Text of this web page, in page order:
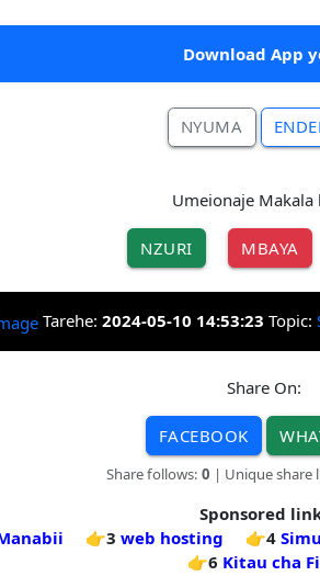
Download App
NYUMA
Umeionaje Makala
NZURI MBAYA
Tarehe: 2024-05-10 14:53:23 Topic:
Share On:
FACEBOOK
Share follows: 0 | Unique share
Sponsored
👉3 web hosting 👉4
👉6 Kitau cha